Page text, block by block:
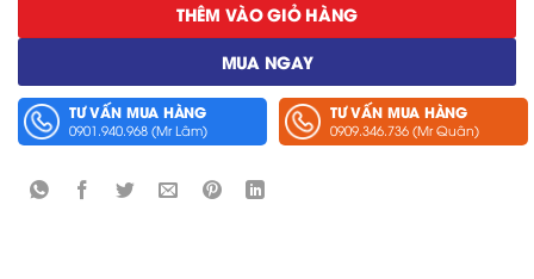
THÊM VÀO GIỎ HÀNG
MUA NGAY
TƯ VẤN MUA HÀNG
0901.940.968 (Mr Lâm)
TƯ VẤN MUA HÀNG
0909.346.736 (Mr Quân)